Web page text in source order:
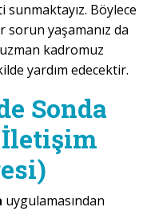
sunmaktayız. Böylece
sorun yaşamanız da
kadromuz
yardım edecektir.
Sonda
uygulamasından